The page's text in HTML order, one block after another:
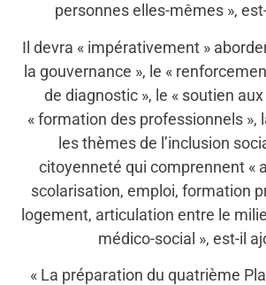
personnes elles-mêmes »,
Il devra « impérativement »
la gouvernance », le «
de diagnostic », le « soutien
« formation des professionnels »,
les thèmes de l’inclusion
citoyenneté qui comprennent «
scolarisation, emploi, formation
logement, articulation entre le
médico-social », est-il
« La préparation du quatrième